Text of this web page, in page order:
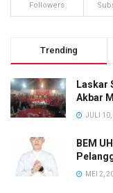
Followers
Trending
Laskar
Akbar
JULI
BEM
MEI 2,